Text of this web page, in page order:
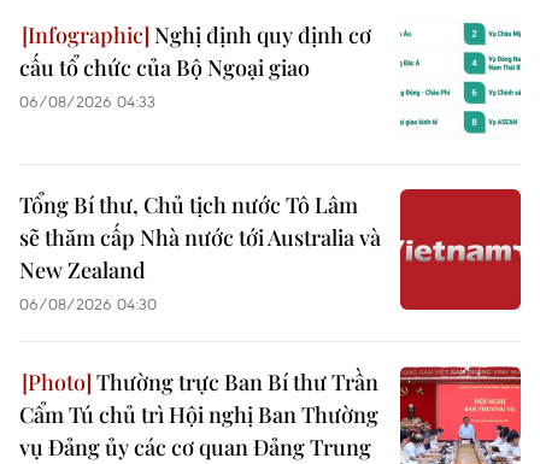
Nghị định quy định cơ
cấu tổ chức của Bộ Ngoại giao
06/08/2026 04:33
Tổng Bí thư, Chủ tịch nước Tô Lâm
sẽ thăm cấp Nhà nước tới Australia và
New Zealand
06/08/2026 04:30
Thường trực Ban Bí thư Trần
Cẩm Tú chủ trì Hội nghị Ban Thường
vụ Đảng ủy các cơ quan Đảng Trung